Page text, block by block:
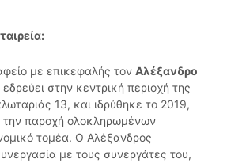
με επικεφαλής τον Αλέξανδρο
εδρεύει στην κεντρική περιοχή της
13, και ιδρύθηκε το 2019,
παροχή ολοκληρωμένων
τομέα. Ο Αλέξανδρος
με τους συνεργάτες του,